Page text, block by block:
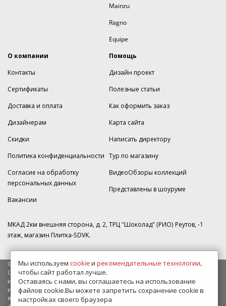
Mainzu
Ragno
Equipe
О компании
Контакты
Сертификаты
Доставка и оплата
Дизайнерам
Скидки
Политика конфиденциальности
Согласие на обработку
персональных данных
Вакансии
Помощь
Дизайн проект
Полезные статьи
Как оформить заказ
Карта сайта
Написать директору
Тур по магазину
ВидеоОбзоры коллекций
Представлены в шоуруме
МКАД 2км внешняя сторона, д. 2, ТРЦ "Шоколад" (РИО) Реутов, -1
этаж, магазин Плитка-SDVK.
© 2009—2026 г. Все права защищены
Обращаем Ваше внимание на то, что данный интернет-сайт носит
исключительно информационный характер и ни при каких условиях
информационные материалы и цены, размещенные на сайте, не
являются публичной офертой, определяемой положениями Статьи
Мы используем cookieи рекомендательные технологии,
чтобы сайт работал лучше.
Оставаясь с нами, вы соглашаетесь на использование
файлов cookie.Вы можете запретить сохранение cookie в
настройках своего браузера